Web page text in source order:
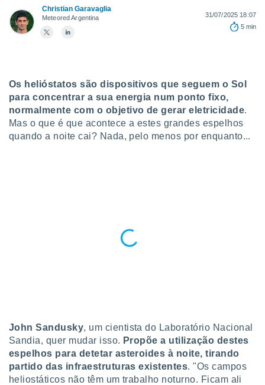
e
e
a
cookies
de que
para
navegação
não
Christian Garavaglia
Meteored Argentina
31/07/2025 18:07
5 min
Os helióstatos são dispositivos que seguem o Sol
para concentrar a sua energia num ponto fixo,
normalmente com o objetivo de gerar eletricidade.
Mas o que é que acontece a estes grandes espelhos
quando a noite cai? Nada, pelo menos por enquanto...
John Sandusky, um cientista do Laboratório Nacional
Sandia, quer mudar isso. Propõe a utilização destes
espelhos para detetar asteroides à noite, tirando
partido das infraestruturas existentes. "Os campos
heliostáticos não têm um trabalho noturno. Ficam ali